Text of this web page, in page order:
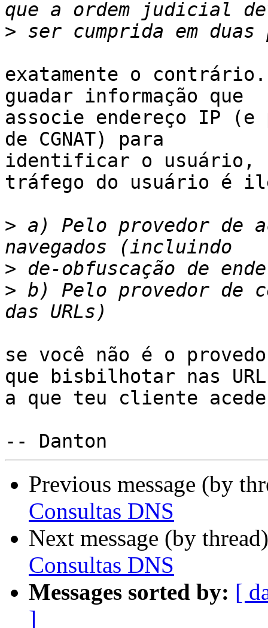
>
exatamente o
guadar informação que
associe endereço IP (e
de CGNAT) para
identificar o usuário, E
tráfego do usuário é
> a) Pelo provedor de
>
> b) Pelo provedor de
se você não é o
que bisbilhotar nas
a que teu cliente
Previous message (by
Consultas DNS
Next message (by
Consultas DNS
Messages sorted by: [
]